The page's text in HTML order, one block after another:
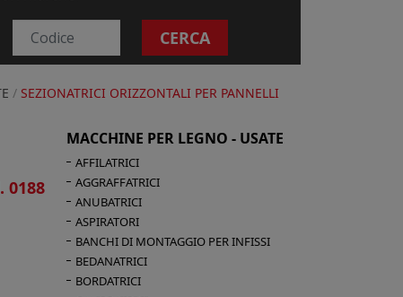
CERCA
/ SEZIONATRICI ORIZZONTALI PER PANNELLI
0188
MACCHINE PER LEGNO - USATE
AFFILATRICI
AGGRAFFATRICI
ANUBATRICI
ASPIRATORI
BANCHI DI MONTAGGIO PER INFISSI
BEDANATRICI
BORDATRICI